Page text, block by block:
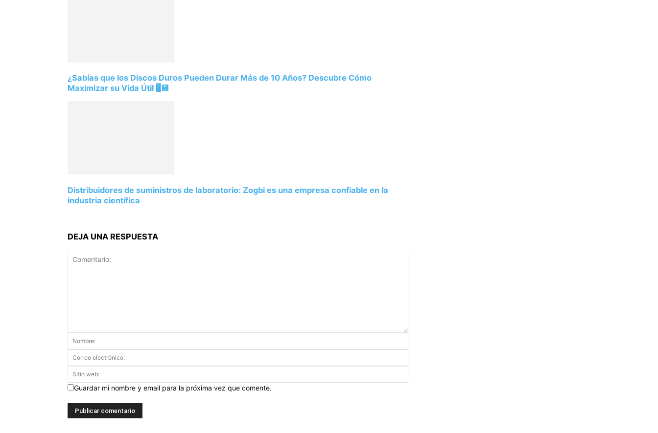
¿Sabías que los Discos Duros Pueden Durar Más de 10 Años? Descubre Cómo
Maximizar su Vida Útil 🖥️💾
Distribuidores de suministros de laboratorio: Zogbi es una empresa confiable en la
industria científica
DEJA UNA RESPUESTA
Guardar mi nombre y email para la próxima vez que comente.